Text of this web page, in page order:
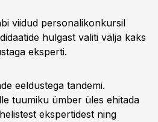
viidud personalikonkursil
hulgast valiti välja kaks
eksperti.
eeldustega tandemi.
tuumiku ümber üles ehitada
ekspertidest ning